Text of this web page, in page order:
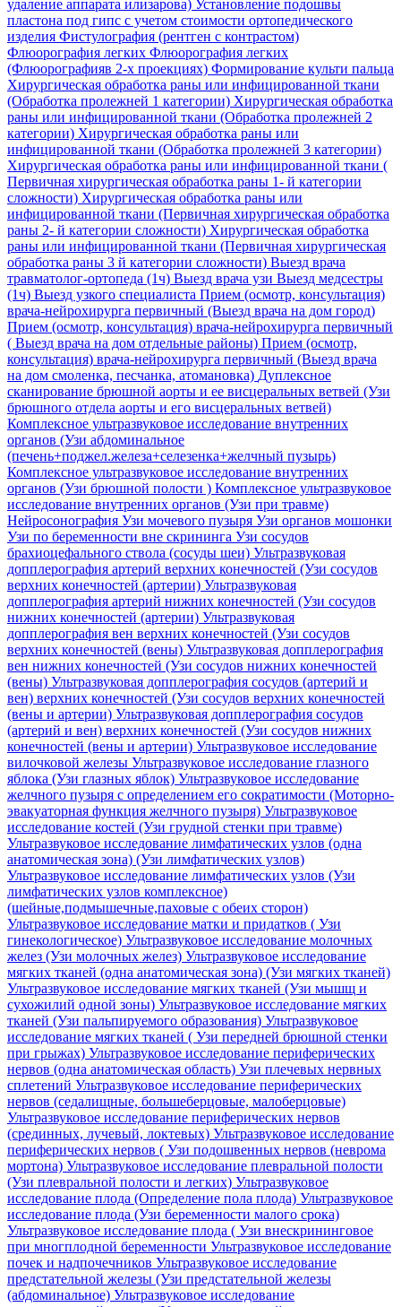
удаление аппарата илизарова) Установление подошвы
пластона под гипс с учетом стоимости ортопедического
изделия Фистулография (рентген с контрастом)
Флюорография легких Флюорография легких
(Флюорографияв 2-х проекциях) Формирование культи пальца
Хирургическая обработка раны или инфицированной ткани
(Обработка пролежней 1 категории) Хирургическая обработка
раны или инфицированной ткани (Обработка пролежней 2
категории) Хирургическая обработка раны или
инфицированной ткани (Обработка пролежней 3 категории)
Хирургическая обработка раны или инфицированной ткани (
Первичная хирургическая обработка раны 1- й категории
сложности) Хирургическая обработка раны или
инфицированной ткани (Первичная хирургическая обработка
раны 2- й категории сложности) Хирургическая обработка
раны или инфицированной ткани (Первичная хирургическая
обработка раны 3 й категории сложности) Выезд врача
травматолог-ортопеда (1ч) Выезд врача узи Выезд медсестры
(1ч) Выезд узкого специалиста Прием (осмотр, консультация)
врача-нейрохирурга первичный (Выезд врача на дом город)
Прием (осмотр, консультация) врача-нейрохирурга первичный
( Выезд врача на дом отдельные районы) Прием (осмотр,
консультация) врача-нейрохирурга первичный (Выезд врача
на дом смоленка, песчанка, атомановка) Дуплексное
сканирование брюшной аорты и ее висцеральных ветвей (Узи
брюшного отдела аорты и его висцеральных ветвей)
Комплексное ультразвуковое исследование внутренних
органов (Узи абдоминальное
(печень+поджел.железа+селезенка+желчный пузырь)
Комплексное ультразвуковое исследование внутренних
органов (Узи брюшной полости ) Комплексное ультразвуковое
исследование внутренних органов (Узи при травме)
Нейросонография Узи мочевого пузыря Узи органов мошонки
Узи по беременности вне скрининга Узи сосудов
брахиоцефального ствола (сосуды шеи) Ультразвуковая
допплерография артерий верхних конечностей (Узи сосудов
верхних конечностей (артерии) Ультразвуковая
допплерография артерий нижних конечностей (Узи сосудов
нижних конечностей (артерии) Ультразвуковая
допплерография вен верхних конечностей (Узи сосудов
верхних конечностей (вены) Ультразвуковая допплерография
вен нижних конечностей (Узи сосудов нижних конечностей
(вены) Ультразвуковая допплерография сосудов (артерий и
вен) верхних конечностей (Узи сосудов верхних конечностей
(вены и артерии) Ультразвуковая допплерография сосудов
(артерий и вен) верхних конечностей (Узи сосудов нижних
конечностей (вены и артерии) Ультразвуковое исследование
вилочковой железы Ультразвуковое исследование глазного
яблока (Узи глазных яблок) Ультразвуковое исследование
желчного пузыря с определением его сократимости (Моторно-
эвакуаторная функция желчного пузыря) Ультразвуковое
исследование костей (Узи грудной стенки при травме)
Ультразвуковое исследование лимфатических узлов (одна
анатомическая зона) (Узи лимфатических узлов)
Ультразвуковое исследование лимфатических узлов (Узи
лимфатических узлов комплексное)
(шейные,подмышечные,паховые с обеих сторон)
Ультразвуковое исследование матки и придатков ( Узи
гинекологическое) Ультразвуковое исследование молочных
желез (Узи молочных желез) Ультразвуковое исследование
мягких тканей (одна анатомическая зона) (Узи мягких тканей)
Ультразвуковое исследование мягких тканей (Узи мышщ и
сухожилий одной зоны) Ультразвуковое исследование мягких
тканей (Узи пальпируемого образования) Ультразвуковое
исследование мягких тканей ( Узи передней брюшной стенки
при грыжах) Ультразвуковое исследование периферических
нервов (одна анатомическая область) Узи плечевых нервных
сплетений Ультразвуковое исследование периферических
нервов (седалищные, большеберцовые, малоберцовые)
Ультразвуковое исследование периферических нервов
(срединных, лучевый, локтевых) Ультразвуковое исследование
периферических нервов ( Узи подошвенных нервов (неврома
мортона) Ультразвуковое исследование плевральной полости
(Узи плевральной полости и легких) Ультразвуковое
исследование плода (Определение пола плода) Ультразвуковое
исследование плода (Узи беременности малого срока)
Ультразвуковое исследование плода ( Узи внескрининговое
при многплодной беременности Ультразвуковое исследование
почек и надпочечников Ультразвуковое исследование
предстательной железы (Узи предстательной железы
(абдоминальное) Ультразвуковое исследование